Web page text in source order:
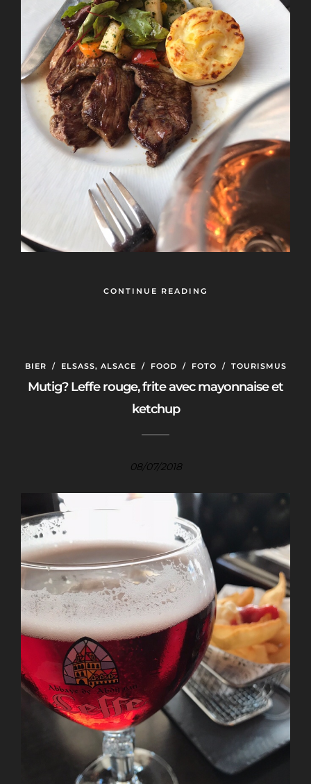
CONTINUE READING
BIER / ELSASS, ALSACE / FOOD / FOTO / TOURISMUS
Mutig? Leffe rouge, frite avec mayonnaise et
ketchup
08/07/2018